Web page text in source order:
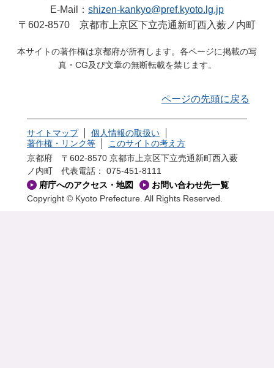
E-Mail： shizen-kankyo@pref.kyoto.lg.jp
〒602-8570 京都市上京区下立売通新町西入薮ノ内町
本サイトの著作権は京都府が所有します。各ページに掲載の写
真・CG及び文章の無断転載を禁じます。
ページの先頭に戻る
サイトマップ
個人情報の取扱い
著作権・リンク等
このサイトの考え方
京都府 〒602-8570 京都市上京区下立売通新町西入薮
ノ内町
代表電話： 075-451-8111
府庁へのアクセス・地図
お問い合わせ先一覧
Copyright © Kyoto Prefecture. All Rights Reserved.